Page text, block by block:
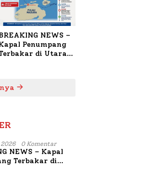
NEWS –
Penumpang
di Utara
0 Komentar
NEWS – Kapal
Terbakar di